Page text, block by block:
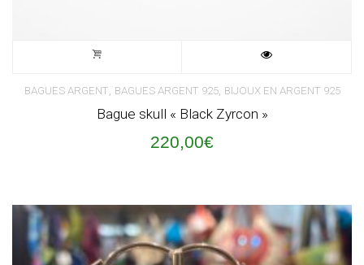
BAGUES ARGENT, BAGUES ARGENT 925, BIJOUX EN ARGENT 925
Bague skull « Black Zyrcon »
220,00€